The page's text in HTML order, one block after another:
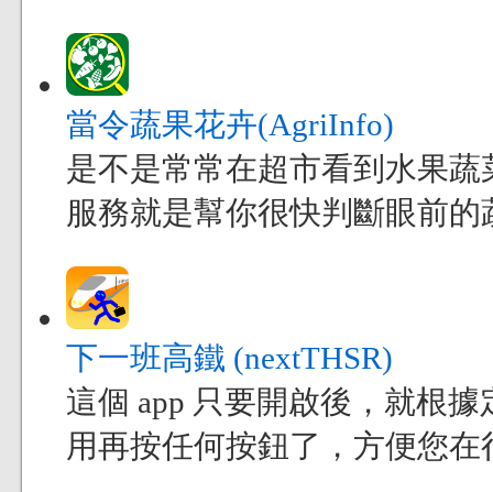
當令蔬果花卉(AgriInfo)
是不是常常在超市看到水果
服務就是幫你很快判斷眼前
下一班高鐵 (nextTHSR)
這個 app 只要開啟後，就根
用再按任何按鈕了，方便您